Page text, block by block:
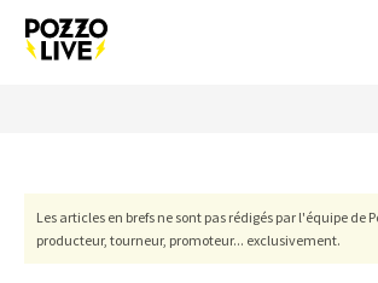
Les articles en brefs ne sont pas rédigés par l'équipe de
producteur, tourneur, promoteur... exclusivement.